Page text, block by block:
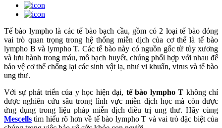
Tế bào lympho là các tế bào bạch cầu, gồm có 2 loại tế bào đóng
vai trò quan trọng trong hệ thống miễn dịch của cơ thể là tế bào
lympho B và lympho T. Các tế bào này có nguồn gốc từ tủy xương
và lưu hành trong máu, mô bạch huyết, chúng phối hợp với nhau để
bảo vệ cơ thể chống lại các sinh vật lạ, như vi khuẩn, virus và tế bào
ung thư.
Với sự phát triển của y học hiện đại, tế bào lympho T không chỉ
được nghiên cứu sâu trong lĩnh vực miễn dịch học mà còn được
ứng dụng trong liệu pháp miễn dịch điều trị ung thư. Hãy cùng
Mescells tìm hiểu rõ hơn về tế bào lympho T và vai trò đặc biệt của